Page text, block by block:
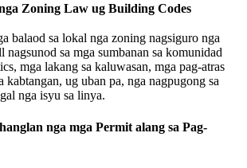
Zoning Law ug Building Codes
balaod sa lokal nga zoning nagsiguro nga
nagsunod sa mga sumbanan sa komunidad
mga lakang sa kaluwasan, mga pag-atras
kabtangan, ug uban pa, nga nagpugong sa
nga isyu sa linya.
nga mga Permit alang sa Pag-